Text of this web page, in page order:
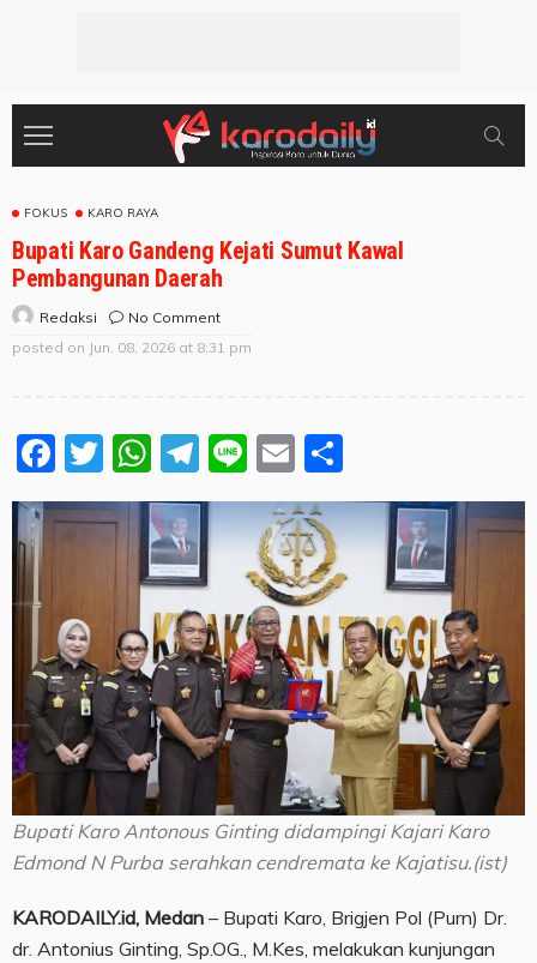
FOKUS KARO RAYA
Bupati Karo Gandeng Kejati Sumut Kawal
Pembangunan Daerah
Redaksi
No Comment
posted on Jun. 08, 2026 at 8:31 pm
Facebook
Twitter
WhatsApp
Telegram
LineEmail
Bupati Karo Antonous Ginting didampingi Kajari Karo
Edmond N Purba serahkan cendremata ke Kajatisu.(ist)
KARODAILY.id, Medan – Bupati Karo, Brigjen Pol (Purn) Dr.
dr. Antonius Ginting, Sp.OG., M.Kes, melakukan kunjungan